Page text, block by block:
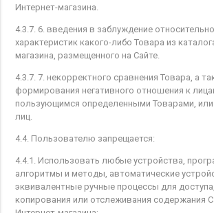
Интернет-магазина.
4.3.7. 6. введения в заблуждение
характеристик какого-либо Товара из
магазина, размещенного на Сайте.
4.3.7. 7. некорректного сравнения Товара, а
формирования негативного отношения к
пользующимся определенными Товарами, или
лиц.
4.4. Пользователю запрещается:
4.4.1. Использовать любые устройства,
алгоритмы и методы, автоматические
эквивалентные ручные процессы для
копирования или отслеживания содержания